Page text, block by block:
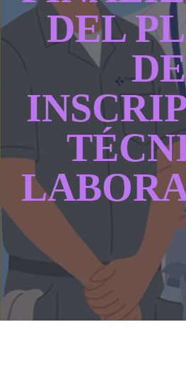
CONTACTAR
ACCEDER
DEL
DE